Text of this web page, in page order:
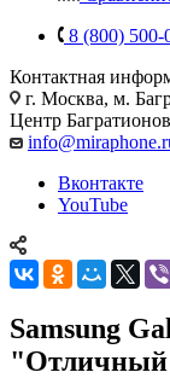
8 (800) 500-
Контактная
г. Москва, м.
Центр
Вконтакте
YouTube
Samsung